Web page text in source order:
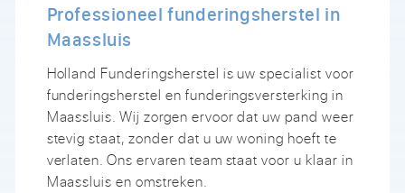
Professioneel funderingsherstel in
Maassluis
Holland Funderingsherstel is uw specialist voor
funderingsherstel en funderingsversterking in
Maassluis. Wij zorgen ervoor dat uw pand weer
stevig staat, zonder dat u uw woning hoeft te
verlaten. Ons ervaren team staat voor u klaar in
Maassluis en omstreken.